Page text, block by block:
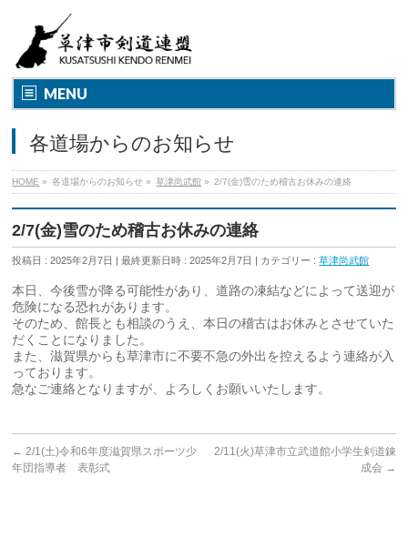
MENU
各道場からのお知らせ
HOME » 各道場からのお知らせ » 草津尚武館 » 2/7(金)雪のため稽古お休みの連絡
2/7(金)雪のため稽古お休みの連絡
投稿日 : 2025年2月7日 最終更新日時 : 2025年2月7日 カテゴリー :草津尚武館
本日、今後雪が降る可能性があり、道路の凍結などによって送迎が
危険になる恐れがあります。
そのため、館長とも相談のうえ、本日の稽古はお休みとさせていた
だくことになりました。
また、滋賀県からも草津市に不要不急の外出を控えるよう連絡が入
っております。
急なご連絡となりますが、よろしくお願いいたします。
← 2/1(土)令和6年度滋賀県スポーツ少
年団指導者 表彰式
2/11(火)草津市立武道館小学生剣道錬
成会 →